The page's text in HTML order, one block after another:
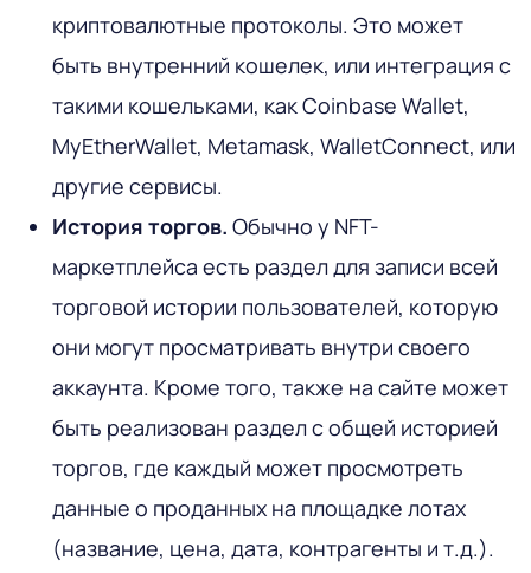
криптовалютные протоколы. Это может
быть внутренний кошелек, или интеграция с
такими кошельками, как Coinbase Wallet,
MyEtherWallet, Metamask, WalletConnect, или
другие сервисы.
История торгов. Обычно у NFT-
маркетплейса есть раздел для записи всей
торговой истории пользователей, которую
они могут просматривать внутри своего
аккаунта. Кроме того, также на сайте может
быть реализован раздел с общей историей
торгов, где каждый может просмотреть
данные о проданных на площадке лотах
(название, цена, дата, контрагенты и т.д.).